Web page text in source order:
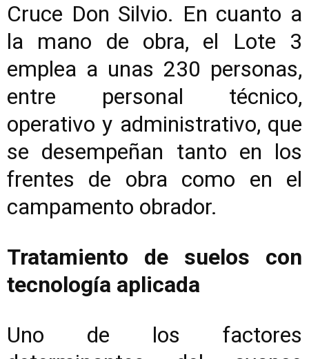
Cruce Don Silvio. En cuanto a
la mano de obra, el Lote 3
emplea a unas 230 personas,
entre personal técnico,
operativo y administrativo, que
se desempeñan tanto en los
frentes de obra como en el
campamento obrador.
Tratamiento de suelos con
tecnología aplicada
Uno de los factores